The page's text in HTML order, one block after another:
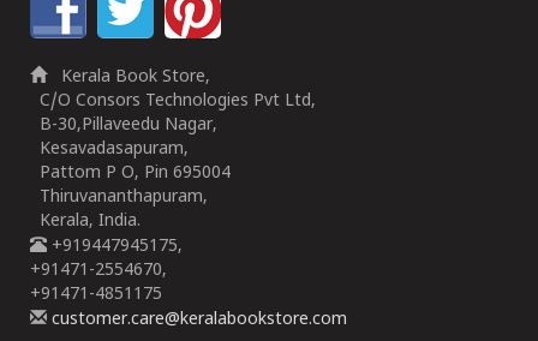
Kerala Book Store,
C/O Consors Technologies Pvt Ltd,
B-30,Pillaveedu Nagar,
Kesavadasapuram,
Pattom P O, Pin 695004
Thiruvananthapuram,
Kerala, India.
+919447945175,
+91471-2554670,
+91471-4851175
customer.care@keralabookstore.com